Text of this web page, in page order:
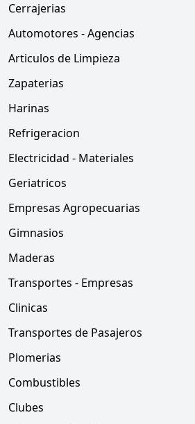
Cerrajerias
Automotores - Agencias
Articulos de Limpieza
Zapaterias
Harinas
Refrigeracion
Electricidad - Materiales
Geriatricos
Empresas Agropecuarias
Gimnasios
Maderas
Transportes - Empresas
Clinicas
Transportes de Pasajeros
Plomerias
Combustibles
Clubes